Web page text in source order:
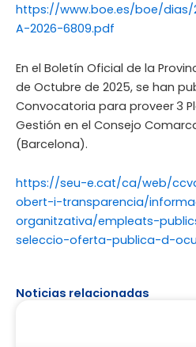
https://www.boe.es/boe/
A-2026-6809.pdf
En el Boletín Oficial de la
de Octubre de 2025, se han
Convocatoria para proveer 3
Gestión en el Consejo
(Barcelona).
https://seu-e.cat/ca/web/
obert-i-transparencia/
organitzativa/empleats-
seleccio-oferta-publica-d-
Noticias relacionadas